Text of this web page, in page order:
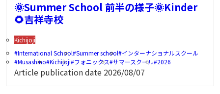
🌞Summer School 前半の様子🌞Kinder
🌻吉祥寺校
Kichijoji
International School Summer school インターナショナルスクール
Musashino Kichijoji フォニックス サマースクール 2026
Article publication date 2026/08/07